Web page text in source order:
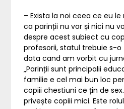
– Exista la noi ceea ce eu le
ca parinții nu vor și nici nu
despre acest subiect cu
profesorii, statul trebuie s-
data cand am vorbit cu
„Parinții sunt principalii
familie e cel mai bun loc
copiii chestiuni ce țin de
privește copiii mici. Este